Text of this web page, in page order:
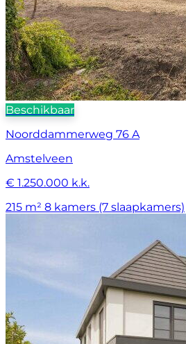
Beschikbaar
Noorddammerweg 76 A
Amstelveen
€ 1.250.000 k.k.
215 m² 8 kamers (7 slaapkamers)